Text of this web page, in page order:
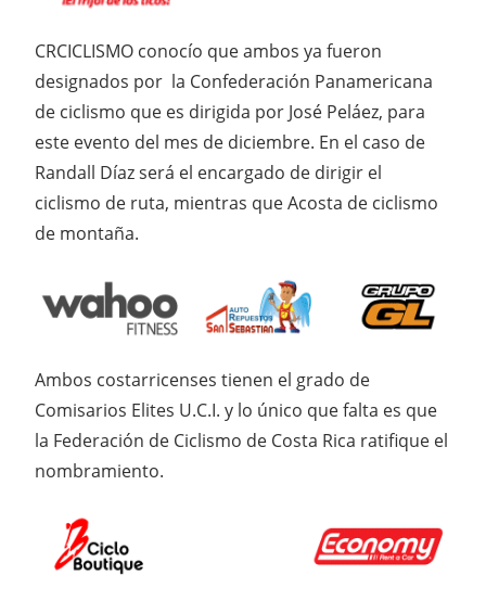
CRCICLISMO conocío que ambos ya fueron
designados por la Confederación Panamericana
de ciclismo que es dirigida por José Peláez, para
este evento del mes de diciembre. En el caso de
Randall Díaz será el encargado de dirigir el
ciclismo de ruta, mientras que Acosta de ciclismo
de montaña.
Ambos costarricenses tienen el grado de
Comisarios Elites U.C.I. y lo único que falta es que
la Federación de Ciclismo de Costa Rica ratifique el
nombramiento.